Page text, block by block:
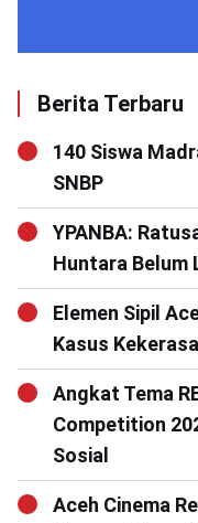
Berita Terbaru
140 Siswa
SNBP
YPANBA:
Huntara Belum
Elemen Sipil
Kasus
Angkat Tema
Competition
Sosial
Aceh Cinema